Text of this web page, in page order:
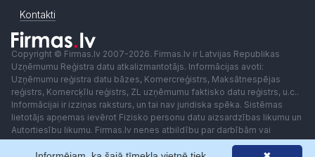
Kontakti
Copyright © Firmas.lv 2007-2026. Firmas.lv ir Latvijas Republikas
Uzņēmumu Reģistra datu atkalizmantotājs. Informācijas avoti:
Uzņēmumu reģistra datu bāzes, Komercreģistrs, Maksātnespējas
reģistrs, Komercķīlu reģistrs, ZL uzņēmumu faktisko datu reģistrs, u.c..
Informācijai ir izziņas raksturs, un tai nav juridiska spēka. Sistēmas
lietotājs apņemas ievērot Fizisko personu datu aizsardzības likumu un
Autortiesību likumu. Firmas.lv nenes atbildību par darbībām vai
lēmumiem, kas balstīti uz saņemto pakalpojumu. Lietotājam aizliegts